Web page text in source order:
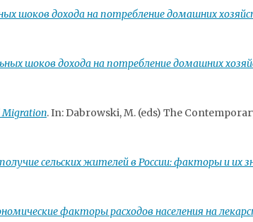
шоков дохода на потребление домашних
шоков дохода на потребление домашних
Migration. In: Dabrowski, M. (eds) The
сельских жителей в России: факторы и их
факторы расходов населения на